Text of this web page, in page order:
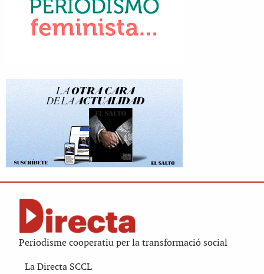
Periodisme cooperatiu per la transformació social
La Directa SCCL